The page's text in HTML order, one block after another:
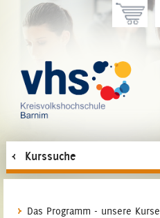
Kurssuche
Das Programm - unsere Kurse